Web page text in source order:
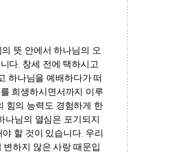
뜻 안에서 하나님의 오
다 창세 전에 택하시고
하나님을 예배하다가 떠
희생하시면서까지 이루
힘의 능력도 경험하게 한
나님의 열심은 포기되지
야 할 것이 있습니다. 우리
변하지 않은 사랑 때문입